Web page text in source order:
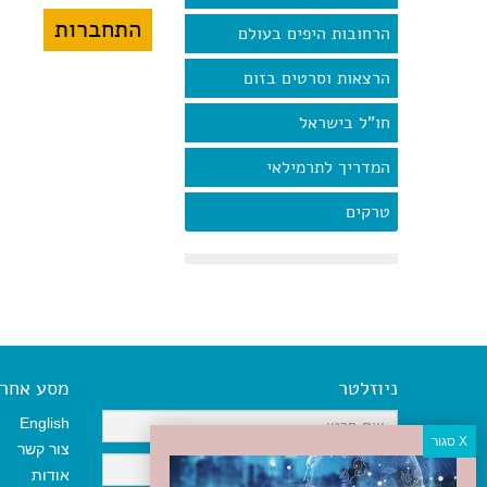
הרחובות היפים בעולם
הרצאות וסרטים בזום
חו"ל בישראל
המדריך לתרמילאי
טרקים
ניוזלטר מסע אחר
English
צור קשר
אודות